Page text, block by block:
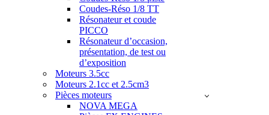
Coudes-Réso 1/8 TT
Résonateur et coude
PICCO
Résonateur d’occasion,
présentation, de test ou
d’exposition
Moteurs 3.5cc
Moteurs 2.1cc et 2.5cm3
Pièces moteurs
NOVA MEGA